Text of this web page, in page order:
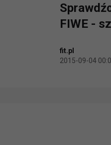
FIWE -
fit.pl
2015-09-04